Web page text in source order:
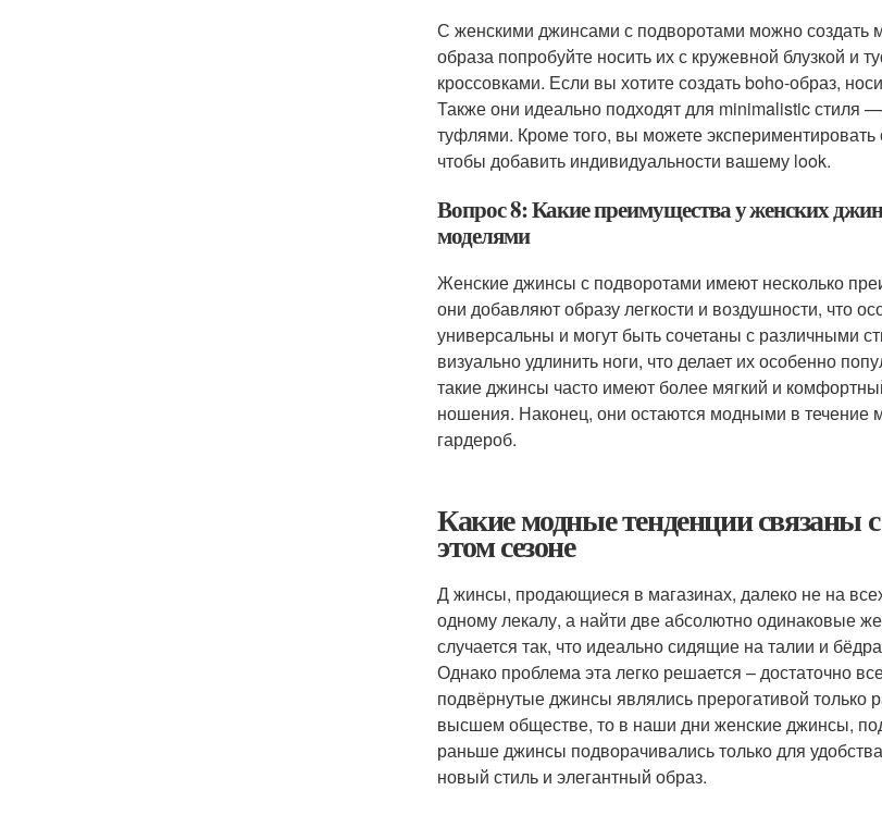
С женскими джинсами с подворотами можно
образа попробуйте носить их с кружевной блузкой и
кроссовками. Если вы хотите создать boho-образ,
Также они идеально подходят для minimalistic стиля
туфлями. Кроме того, вы можете
чтобы добавить индивидуальности вашему look.
Вопрос 8: Какие преимущества у женских
моделями
Женские джинсы с подворотами имеют несколько
они добавляют образу легкости и воздушности, что
универсальны и могут быть сочетаны с различными
визуально удлинить ноги, что делает их особенно
такие джинсы часто имеют более мягкий и
ношения. Наконец, они остаются модными в течение
гардероб.
Какие модные тенденции связаны
этом сезоне
Д жинсы, продающиеся в магазинах, далеко не на
одному лекалу, а найти две абсолютно одинаковые
случается так, что идеально сидящие на талии и
Однако проблема эта легко решается – достаточно
подвёрнутые джинсы являлись прерогативой только
высшем обществе, то в наши дни женские джинсы,
раньше джинсы подворачивались только для
новый стиль и элегантный образ.